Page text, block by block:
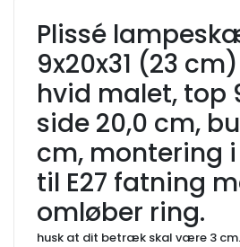
Plissé
9x20x31 (23
hvid malet, top
side 20,0 cm,
cm, montering i
til E27 fatning
omløber ring.
husk at dit betræk skal være 3